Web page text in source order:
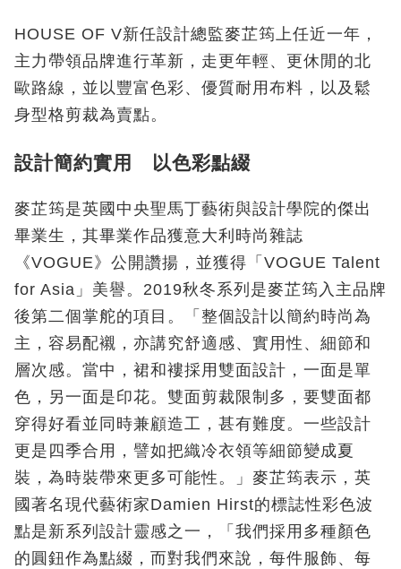
HOUSE OF V新任設計總監麥芷筠上任近一年，
主力帶領品牌進行革新，走更年輕、更休閒的北
歐路線，並以豐富色彩、優質耐用布料，以及鬆
身型格剪裁為賣點。
設計簡約實用 以色彩點綴
麥芷筠是英國中央聖馬丁藝術與設計學院的傑出
畢業生，其畢業作品獲意大利時尚雜誌
《VOGUE》公開讚揚，並獲得「VOGUE Talent
for Asia」美譽。2019秋冬系列是麥芷筠入主品牌
後第二個掌舵的項目。「整個設計以簡約時尚為
主，容易配襯，亦講究舒適感、實用性、細節和
層次感。當中，裙和褸採用雙面設計，一面是單
色，另一面是印花。雙面剪裁限制多，要雙面都
穿得好看並同時兼顧造工，甚有難度。一些設計
更是四季合用，譬如把織冷衣領等細節變成夏
裝，為時裝帶來更多可能性。」麥芷筠表示，英
國著名現代藝術家Damien Hirst的標誌性彩色波
點是新系列設計靈感之一，「我們採用多種顏色
的圓鈕作為點綴，而對我們來說，每件服飾、每